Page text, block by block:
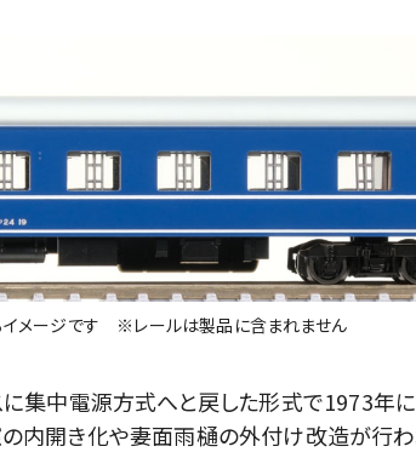
メージです ※レールは製品に含まれません
中電源方式へと戻した形式で1973年に
内開き化や妻面雨樋の外付け改造が行